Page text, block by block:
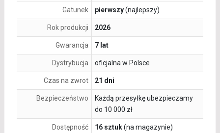
Gatunek pierwszy(najlepszy)
Rok produkcji 2026
Gwarancja 7 lat
Dystrybucja oficjalna w Polsce
Czas na zwrot 21 dni
Bezpieczeństwo
Każdą przesyłkę ubezpieczamy
do 10 000 zł
Dostępność 16 sztuk(na magazynie)